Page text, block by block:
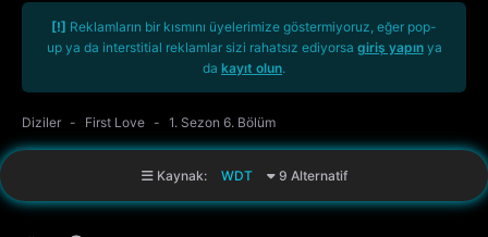
[!] Reklamların bir kısmını üyelerimize göstermiyoruz, eğer pop-
up ya da interstitial reklamlar sizi rahatsız ediyorsa giriş yapınya
da kayıt olun.
Diziler First Love 1. Sezon 6. Bölüm
Kaynak: WDT 9 Alternatif